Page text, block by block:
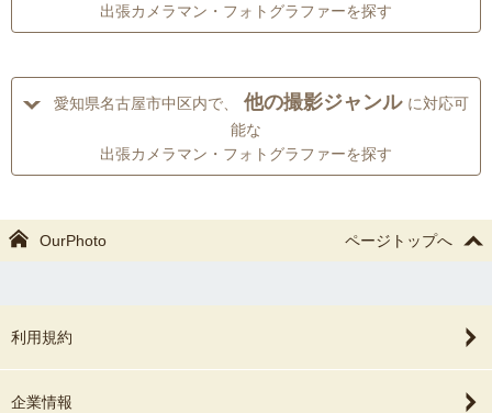
出張カメラマン・フォトグラファーを探す
愛知県名古屋市中区内で、 他の撮影ジャンル に対応可
能な
出張カメラマン・フォトグラファーを探す
OurPhoto ページトップへ
利用規約
企業情報